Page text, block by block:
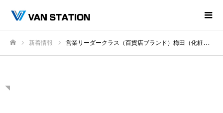
新着情報 営業リーダークラス（百貨店ブランド）梅田（化粧品メーカー）